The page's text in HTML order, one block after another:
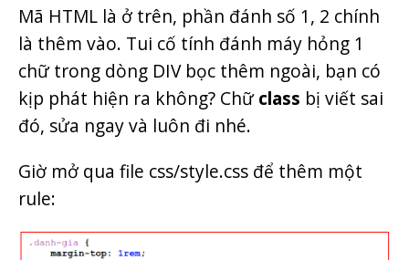
Mã HTML là ở trên, phần đánh số 1, 2 chính
là thêm vào. Tui cố tính đánh máy hỏng 1
chữ trong dòng DIV bọc thêm ngoài, bạn có
kịp phát hiện ra không? Chữclass bị viết sai
đó, sửa ngay và luôn đi nhé.
Giờ mở qua file css/style.css để thêm một
rule: